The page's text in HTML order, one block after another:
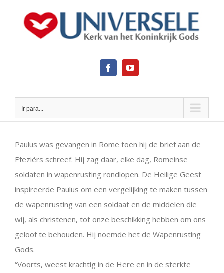
FacebookYouTube
Ir para...
Larger
Image
Paulus was gevangen in Rome toen hij de brief aan de
Efeziërs schreef. Hij zag daar, elke dag, Romeinse
soldaten in wapenrusting rondlopen. De Heilige Geest
inspireerde Paulus om een vergelijking te maken tussen
de wapenrusting van een soldaat en de middelen die
wij, als christenen, tot onze beschikking hebben om ons
geloof te behouden. Hij noemde het de Wapenrusting
Gods.
“Voorts, weest krachtig in de Here en in de sterkte